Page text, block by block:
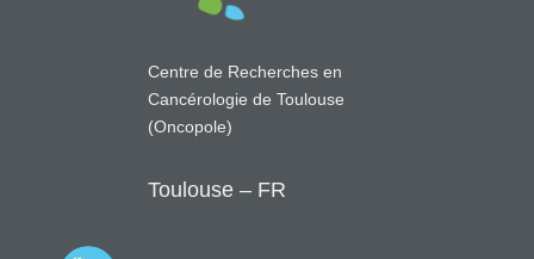
Centre de Recherches en
Cancérologie de Toulouse
(Oncopole)
Toulouse – FR